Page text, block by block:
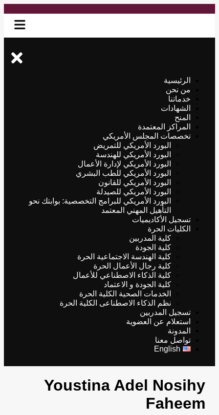
الرئيسية
من نحن
خدماتنا
الشهادات
المنح
المراكز المعتمدة
تخصصات المجلس الأمريكي
البورد الأمريكي للتمريض
البورد الأمريكي للهندسة
البورد الأمريكي لإدارة الأعمال
البورد الأمريكي للطب البشري
البورد الأمريكي للقانون
البورد الأمريكي للصيدلة
البورد الأمريكي للبرامج التخصصية: بوابتك نحو
التأهيل المهني المعتمد
تسجيل الأكاديميات
الكليات الحرة
كلية المدربين
كلية الجودة
كلية الهندسة الاجتماعية الحرة
كلية رجال الأعمال الحرة
كلية الذكاء الاصطناعي للأعمال
كلية الجودة و الاعتماد
الخدمات الصحية الكلية الحرة
نظم الذكاء الاصطناعى الكلية الحرة
تسجيل المدربين
استعلام عن العضوية
المدونة
تواصل معنا
English
Youstina Adel Nosihy
Faheem